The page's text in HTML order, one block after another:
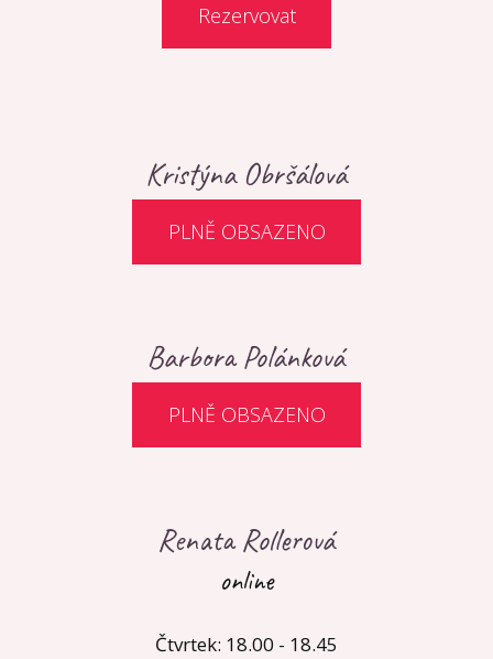
Rezervovat
Kristýna Obršálová
PLNĚ OBSAZENO
Barbora Polánková
PLNĚ OBSAZENO
Renata Rollerová
online
Čtvrtek: 18.00 - 18.45